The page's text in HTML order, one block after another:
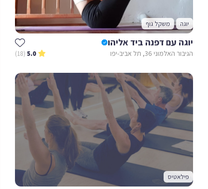
יוגה משקל גוף
יוגה עם דפנה ביד אליהו
הגיבור האלמוני 36, תל אביב-יפו 5.0
(18)
פילאטיס